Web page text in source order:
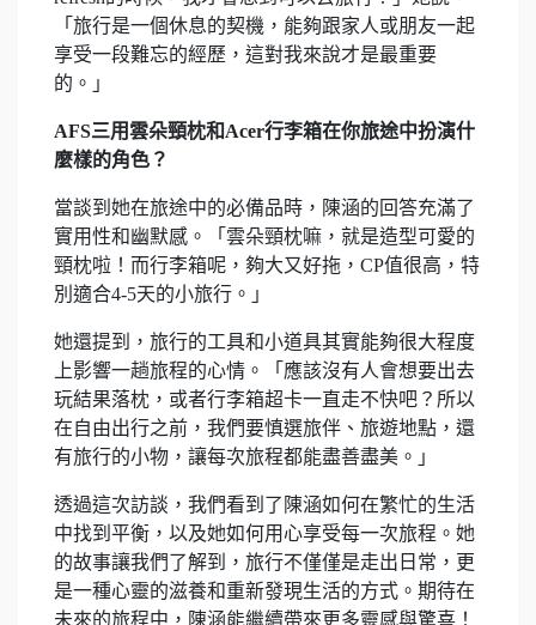
「旅行是一個休息的契機，能夠跟家人或朋友一起
享受一段難忘的經歷，這對我來說才是最重要
的。」
AFS三用雲朵頸枕和Acer行李箱在你旅途中扮演什
麼樣的角色？
當談到她在旅途中的必備品時，陳涵的回答充滿了
實用性和幽默感。「雲朵頸枕嘛，就是造型可愛的
頸枕啦！而行李箱呢，夠大又好拖，CP值很高，特
別適合4-5天的小旅行。」
她還提到，旅行的工具和小道具其實能夠很大程度
上影響一趟旅程的心情。「應該沒有人會想要出去
玩結果落枕，或者行李箱超卡一直走不快吧？所以
在自由出行之前，我們要慎選旅伴、旅遊地點，還
有旅行的小物，讓每次旅程都能盡善盡美。」
透過這次訪談，我們看到了陳涵如何在繁忙的生活
中找到平衡，以及她如何用心享受每一次旅程。她
的故事讓我們了解到，旅行不僅僅是走出日常，更
是一種心靈的滋養和重新發現生活的方式。期待在
未來的旅程中，陳涵能繼續帶來更多靈感與驚喜！